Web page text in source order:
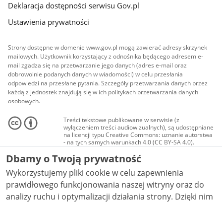
Deklaracja dostępności serwisu Gov.pl
Ustawienia prywatności
Strony dostępne w domenie www.gov.pl mogą zawierać adresy skrzynek
mailowych. Użytkownik korzystający z odnośnika będącego adresem e-
mail zgadza się na przetwarzanie jego danych (adres e-mail oraz
dobrowolnie podanych danych w wiadomości) w celu przesłania
odpowiedzi na przesłane pytania. Szczegóły przetwarzania danych przez
każdą z jednostek znajdują się w ich politykach przetwarzania danych
osobowych.
Treści tekstowe publikowane w serwisie (z
wyłączeniem treści audiowizualnych), są udostępniane
na licencji typu Creative Commons: uznanie autorstwa
- na tych samych warunkach 4.0 (CC BY-SA 4.0).
Materiały audiowizualne, w tym zdjęcia, materiały
audio i wideo, są udostępniane na licencji typu
Creative Commons: uznanie autorstwa użycie
niekomercyjne - bez utworów zależnych 4.0 (CC BY-
NC-ND 4.0), o ile nie jest to stwierdzone inaczej.
Dbamy o Twoją prywatność
Wykorzystujemy pliki cookie w celu zapewnienia
prawidłowego funkcjonowania naszej witryny oraz do
analizy ruchu i optymalizacji działania strony. Dzięki nim